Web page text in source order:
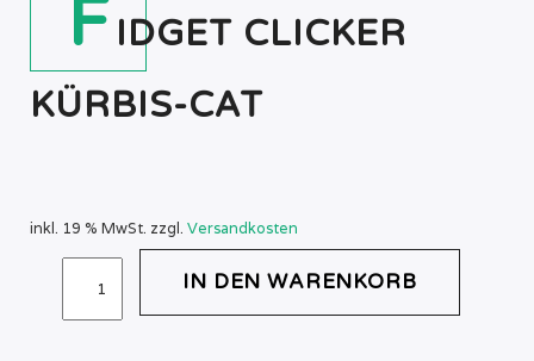
F IDGET CLICKER
KÜRBIS-CAT
inkl. 19 % MwSt. zzgl. Versandkosten
CLICKER
IN DEN WARENKORB